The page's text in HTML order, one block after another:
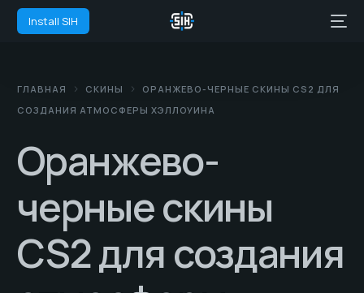
Install SIH
ГЛАВНАЯ СКИНЫ
ОРАНЖЕВО-ЧЕРНЫЕ СКИНЫ CS2 ДЛЯ
СОЗДАНИЯ АТМОСФЕРЫ ХЭЛЛОУИНА
Оранжево-
черные скины
CS2 для создания